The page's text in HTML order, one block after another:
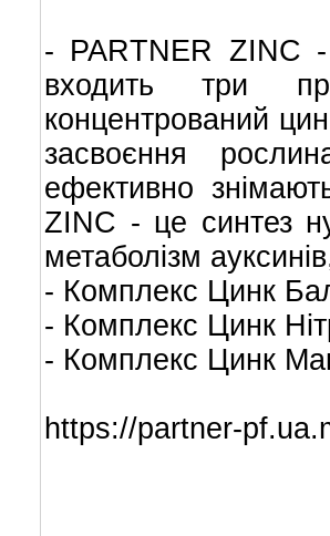
- PARTNER ZINC -
входить три
концентрований
засвоєння
ефективно
ZINC - це синтез
метаболізм
- Комплекс Цинк
- Комплекс Цинк
- Комплекс Цинк
https://partner-